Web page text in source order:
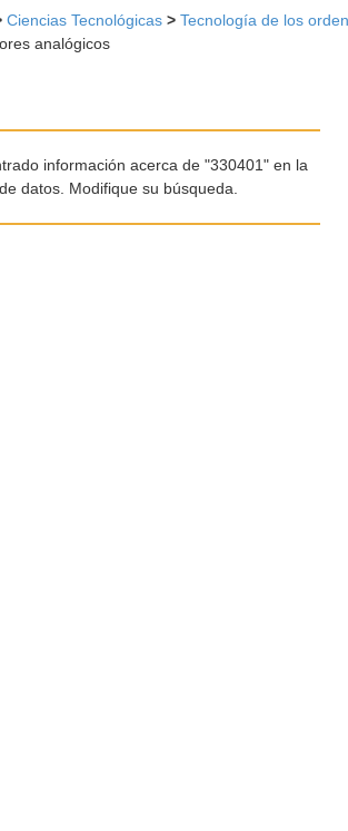
Ciencias Tecnológicas > Tecnología de los
analógicos
información acerca de "330401" en la
datos. Modifique su búsqueda.